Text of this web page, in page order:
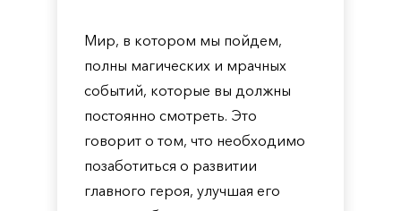
Мир, в котором мы пойдем,
полны магических и мрачных
событий, которые вы должны
постоянно смотреть. Это
говорит о том, что необходимо
позаботиться о развитии
главного героя, улучшая его